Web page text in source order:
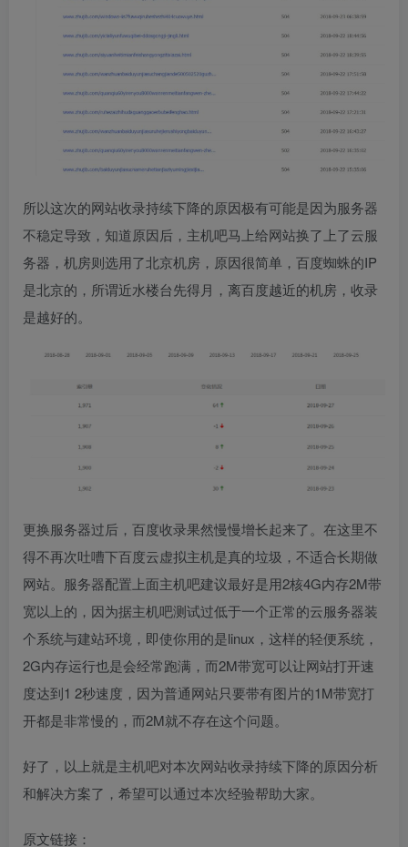
所以这次的网站收录持续下降的原因极有可能是因为服务器
不稳定导致，知道原因后，主机吧马上给网站换了上了云服
务器，机房则选用了北京机房，原因很简单，百度蜘蛛的IP
是北京的，所谓近水楼台先得月，离百度越近的机房，收录
是越好的。
更换服务器过后，百度收录果然慢慢增长起来了。在这里不
得不再次吐嘈下百度云虚拟主机是真的垃圾，不适合长期做
网站。服务器配置上面主机吧建议最好是用2核4G内存2M带
宽以上的，因为据主机吧测试过低于一个正常的云服务器装
个系统与建站环境，即使你用的是linux，这样的轻便系统，
2G内存运行也是会经常跑满，而2M带宽可以让网站打开速
度达到1 2秒速度，因为普通网站只要带有图片的1M带宽打
开都是非常慢的，而2M就不存在这个问题。
好了，以上就是主机吧对本次网站收录持续下降的原因分析
和解决方案了，希望可以通过本次经验帮助大家。
原文链接：